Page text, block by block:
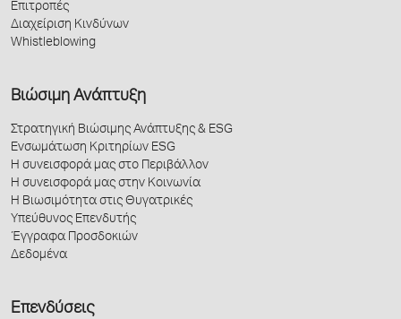
Επιτροπές
Διαχείριση Κινδύνων
Whistleblowing
Βιώσιμη Ανάπτυξη
Στρατηγική Βιώσιμης Ανάπτυξης & ESG
Ενσωμάτωση Κριτηρίων ESG
Η συνεισφορά μας στο Περιβάλλον
Η συνεισφορά μας στην Κοινωνία
Η Βιωσιμότητα στις Θυγατρικές
Υπεύθυνος Επενδυτής
Έγγραφα Προσδοκιών
Δεδομένα
Επενδύσεις